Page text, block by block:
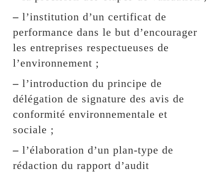
– l’institution d’un certificat de
performance dans le but d’encourager
les entreprises respectueuses de
l’environnement ;
– l’introduction du principe de
délégation de signature des avis de
conformité environnementale et
sociale ;
– l’élaboration d’un plan-type de
rédaction du rapport d’audit